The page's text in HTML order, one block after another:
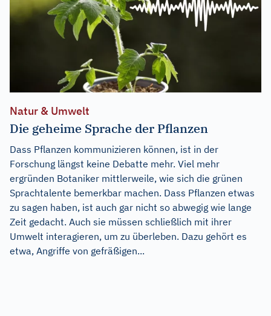
Natur & Umwelt
Die geheime Sprache der Pflanzen
Dass Pflanzen kommunizieren können, ist in der
Forschung längst keine Debatte mehr. Viel mehr
ergründen Botaniker mittlerweile, wie sich die grünen
Sprachtalente bemerkbar machen. Dass Pflanzen etwas
zu sagen haben, ist auch gar nicht so abwegig wie lange
Zeit gedacht. Auch sie müssen schließlich mit ihrer
Umwelt interagieren, um zu überleben. Dazu gehört es
etwa, Angriffe von gefräßigen...